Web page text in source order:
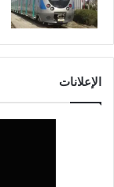
الإعلانات